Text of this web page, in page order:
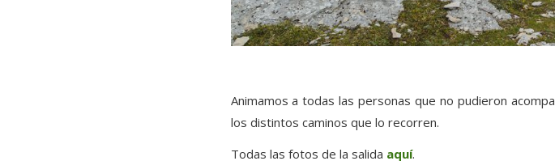
Animamos a todas las personas que no pudieron
los distintos caminos que lo recorren.
Todas las fotos de la salida aquí.